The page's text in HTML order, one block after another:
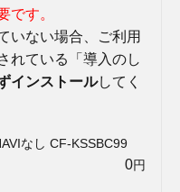
です。
いない場合、ご利用
れている「導入のし
インストールしてく
なし CF-KSSBC99
0円